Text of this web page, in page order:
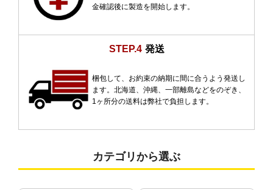
金確認後に製造を開始します。
STEP.4 発送
梱包して、お約束の納期に間に合うよう発送し
ます。北海道、沖縄、一部離島などをのぞき、
1ヶ所分の送料は弊社で負担します。
カテゴリから選ぶ